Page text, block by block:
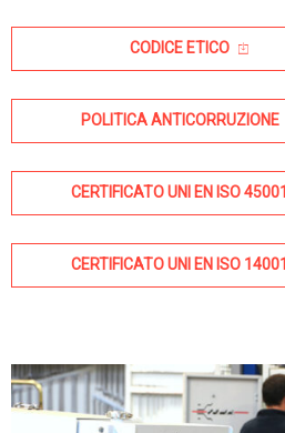
CODICE ETICO
POLITICA ANTICORRUZIONE
CERTIFICATO UNI EN ISO 45001
CERTIFICATO UNI EN ISO 14001